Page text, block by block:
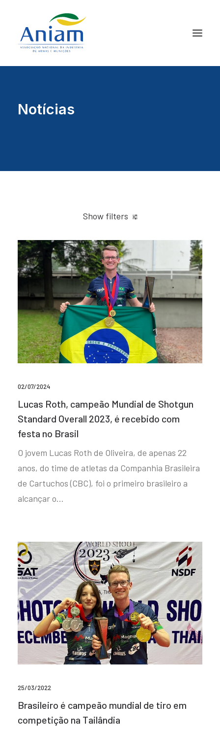
Notícias
Show filters
02/07/2024
Lucas Roth, campeão Mundial de Shotgun
Standard Overall 2023, é recebido com
festa no Brasil
O jovem Lucas Roth de Oliveira, de apenas 22
anos, do time de atletas da Companhia Brasileira
de Cartuchos (CBC), foi o primeiro brasileiro a
alcançar o…
25/03/2022
Brasileiro é campeão mundial de tiro em
competição na Tailândia